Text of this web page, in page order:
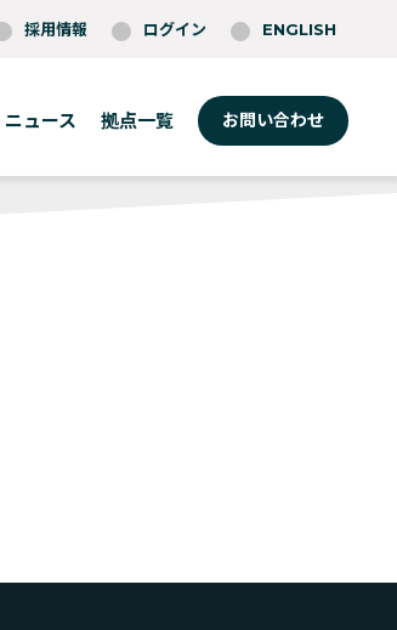
ニュース 拠点一覧 お問い合わせ
採用情報 ログイン ENGLISH